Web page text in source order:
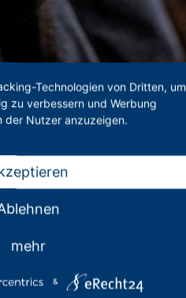
Technologien von Dritten, um
zu verbessern und Werbung
der Nutzer anzuzeigen.
mehr
&